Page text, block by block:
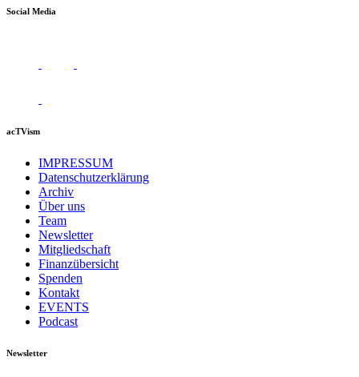
Social Media
acTVism
IMPRESSUM
Datenschutzerklärung
Archiv
Über uns
Team
Newsletter
Mitgliedschaft
Finanzübersicht
Spenden
Kontakt
EVENTS
Podcast
Newsletter